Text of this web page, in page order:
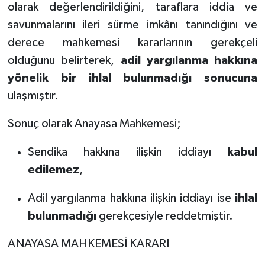
olarak değerlendirildiğini, taraflara iddia ve
savunmalarını ileri sürme imkânı tanındığını ve
derece mahkemesi kararlarının gerekçeli
olduğunu belirterek, adil yargılanma hakkına
yönelik bir ihlal bulunmadığı sonucuna
ulaşmıştır.
Sonuç olarak Anayasa Mahkemesi;
Sendika hakkına ilişkin iddiayı
kabul
edilemez,
Adil yargılanma hakkına ilişkin iddiayı ise ihlal
bulunmadığıgerekçesiyle reddetmiştir.
ANAYASA MAHKEMESİ KARARI